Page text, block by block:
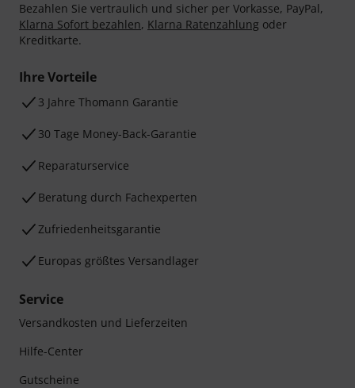
Bezahlen Sie vertraulich und sicher per Vorkasse, PayPal,
Klarna Sofort bezahlen, Klarna Ratenzahlung oder
Kreditkarte.
Ihre Vorteile
3 Jahre Thomann Garantie
30 Tage Money-Back-Garantie
Reparaturservice
Beratung durch Fachexperten
Zufriedenheitsgarantie
Europas größtes Versandlager
Service
Versandkosten und Lieferzeiten
Hilfe-Center
Gutscheine